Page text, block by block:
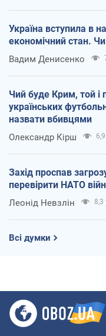
Україна вступила в
економічний стан. Чи
Вадим Денисенко
Чий буде Крим, той
українських
назвати вбивцями
Олександр Кірш 6,9
Захід проспав
перевірити НАТО
Леонід Невзлін 8,3
Всі думки